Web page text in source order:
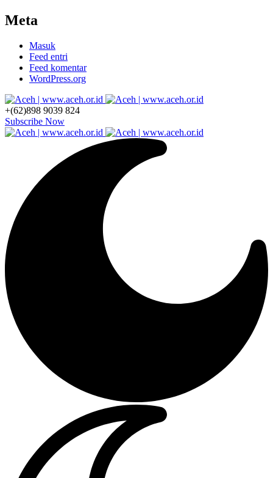
Meta
Masuk
Feed entri
Feed komentar
WordPress.org
+(62)898 9039 824
Subscribe Now